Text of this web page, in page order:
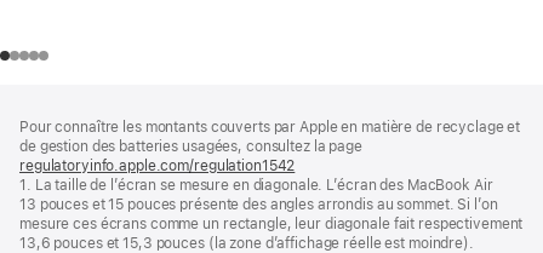
de
page
de
bas
de
page
Pour connaître les montants couverts par Apple en matière de recyclage et
de gestion des batteries usagées, consultez la page
regulatoryinfo.apple.com/regulation1542
dans
une
nouvelle
fenêtre)
1. La taille de l’écran se mesure en diagonale. L’écran des MacBook Air
13 pouces et 15 pouces présente des angles arrondis au sommet. Si l’on
mesure ces écrans comme un rectangle, leur diagonale fait respectivement
13,6 pouces et 15,3 pouces (la zone d’affichage réelle est moindre).